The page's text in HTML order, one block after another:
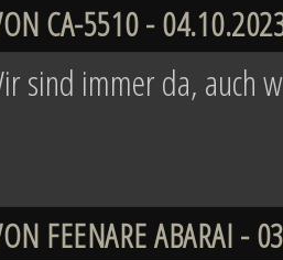
CA-5510 -
sind immer da, auch
FEENARE ABARAI -